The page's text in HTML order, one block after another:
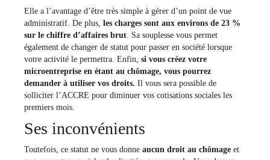
Elle a l’avantage d’être très simple à gérer d’un point de vue
administratif. De plus, les charges sont aux environs de 23 %
sur le chiffre d’affaires brut . Sa souplesse vous permet
également de changer de statut pour passer en société lorsque
votre activité le permettra. Enfin, si vous créez votre
microentreprise en étant au chômage, vous pourrez
demander à utiliser vos droits. Il vous sera possible de
solliciter l’ACCRE pour diminuer vos cotisations sociales les
premiers mois.
Ses inconvénients
Toutefois, ce statut ne vous donne aucun droit au chômage et